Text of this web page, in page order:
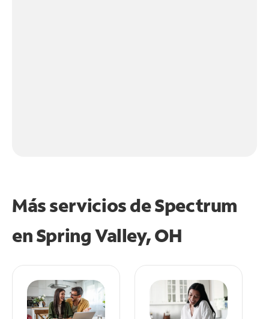
Más servicios de Spectrum
enSpring Valley, OH